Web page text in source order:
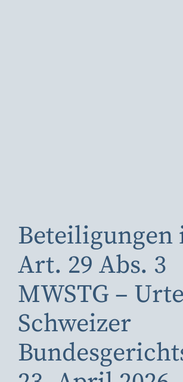
Beteiligungen
Art. 29 Abs. 3
MWSTG –
Schweizer